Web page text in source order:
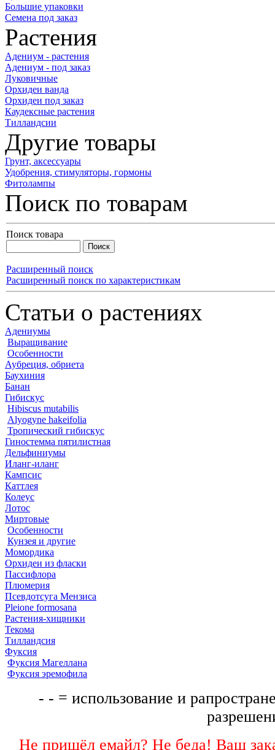
Большие упаковки
Семена под заказ
Растения
Адениум - растения
Адениум - под заказ
Луковичные
Орхидеи ванда
Орхидеи под заказ
Каудексные растения
Тилландсии
Другие товары
Грунт, аксессуары
Удобрения, стимуляторы, гормоны
Фитолампы
Поиск по товарам
Поиск товара
Расширенный поиск
Расширенный поиск по характеристикам
Статьи о растениях
Адениумы
Выращивание
Особенности
Аубреция, обриета
Баухиния
Банан
Гибискус
Hibiscus mutabilis
Alyogyne hakeifolia
Тропический гибискус
Гиностемма пятилистная
Дельфиниумы
Иланг-иланг
Кампсис
Каттлея
Колеус
Лотос
Миртовые
Особенности
Кунзея и другие
Момордика
Орхидеи из фласки
Пассифлора
Плюмерия
Псевдотсуга Мензиса
Pleione formosana
Растения-хищники
Текома
Тилландсия
Фуксия
Фуксия Магеллана
Фуксия эремофила
- - = использование и
Не пришёл емайл? Не беда! Ваш